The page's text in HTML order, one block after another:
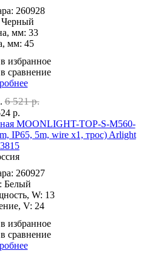
260928
Черный
мм: 33
мм: 45
избранное
сравнение
6 521 р.
р.
MOONLIGHT-TOP-S-M560-
IP65, 5m, wire x1, трос) Arlight
260927
Белый
W: 13
V: 24
избранное
сравнение